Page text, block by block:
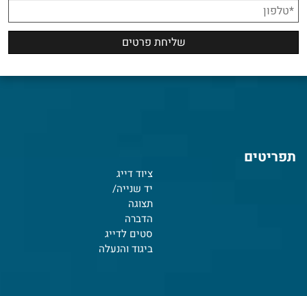
תפריטים
ציוד דייג
יד שנייה/
תצוגה
הדברה
סטים לדייג
ביגוד והנעלה